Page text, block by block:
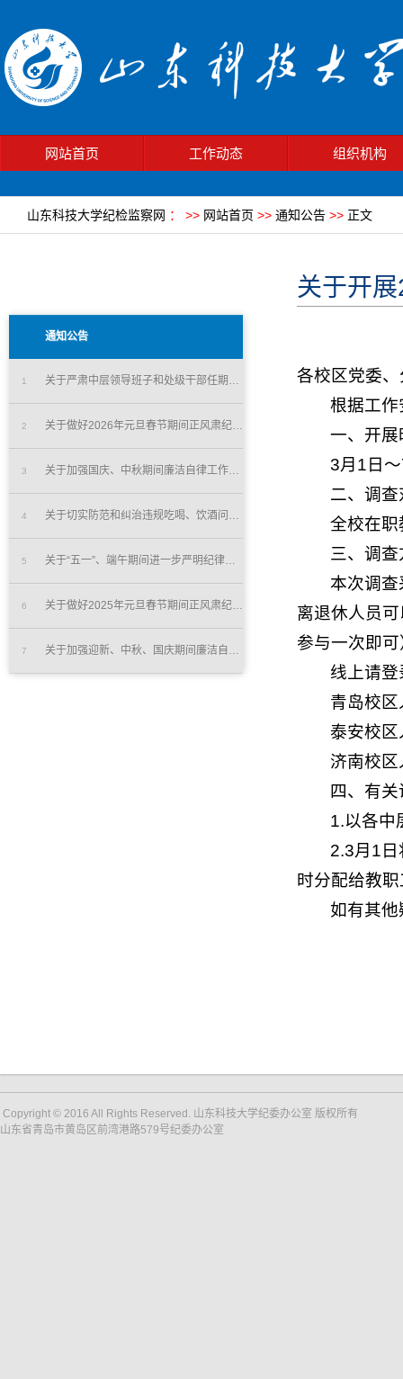
网站首页 工作动态 组织机构
山东科技大学纪检监察网 ： >> 网站首页 >> 通知公告 >> 正文
通知公告
1 关于严肃中层领导班子和处级干部任期调整期间工作纪律的通知
2 关于做好2026年元旦春节期间正风肃纪工作的通知
3 关于加强国庆、中秋期间廉洁自律工作的通知
4 关于切实防范和纠治违规吃喝、饮酒问题的通知
5 关于“五一”、端午期间进一步严明纪律加强作风建设的通知
6 关于做好2025年元旦春节期间正风肃纪工作的通知
7 关于加强迎新、中秋、国庆期间廉洁自律工作的通知
关于开
各校区党委
根据工
一、开展
3月1日
二、调查
全校在
三、调
本次调
离退休人员
参与一次即
线上请
青岛校
泰安校
济南校
四、有
1.以各中
2.3月1
时分配给教
如有其
Copyright © 2016 All Rights Reserved. 山东科技大学纪委办公室 版权所有
山东省青岛市黄岛区前湾港路579号纪委办公室